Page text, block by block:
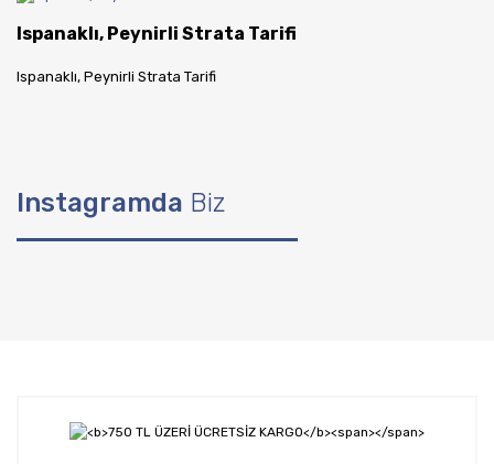
Ispanaklı, Peynirli Strata Tarifi
Ispanaklı, Peynirli Strata Tarifi
Instagramda Biz